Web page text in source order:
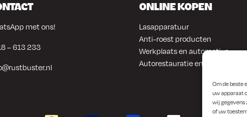
Om de beste
uw apparaat
wij gegevens
of uw
met ons!
– 613 233
ONLINE KOPEN
Lasapparatuur
Anti-roest producten
Werkplaats en automotive
Autorestauratie en plaatwerk